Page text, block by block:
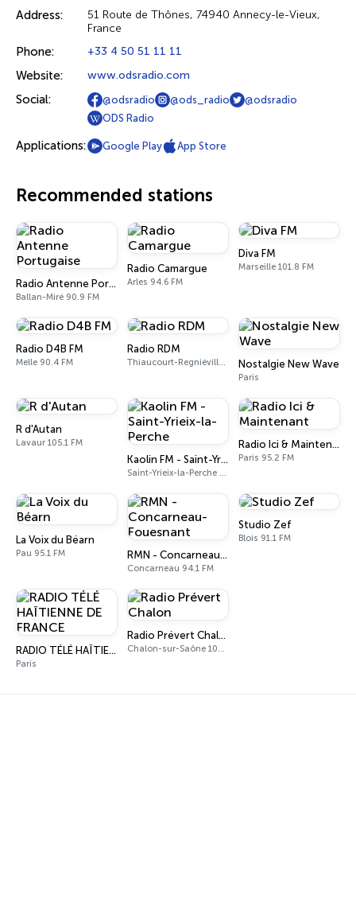
Address:
51 Route de Thônes, 74940 Annecy-le-Vieux,
France
Phone: +33 4 50 51 11 11
Website: www.odsradio.com
Social: @odsradio @ods_radio
@odsradio
ODS Radio
Applications: Google Play App Store
Recommended stations
Radio Antenne Portugaise
Ballan-Miré 90.9 FM
Radio Camargue
Arles 94.6 FM
Diva FM
Marseille 101.8 FM
Radio D4B FM
Melle 90.4 FM
Radio RDM
Thiaucourt-Regniéville 102.7 FM Nostalgie New Wave
Paris
R d'Autan
Lavaur 105.1 FM
Kaolin FM - Saint-Yrieix-la-Perche
Saint-Yrieix-la-Perche 88.4 FM
Radio Ici & Maintenant
Paris 95.2 FM
La Voix du Béarn
Pau 95.1 FM RMN - Concarneau-Fouesnant
Concarneau 94.1 FM
Studio Zef
Blois 91.1 FM
RADIO TÉLÉ HAÏTIENNE DE FRANCE
Paris
Radio Prévert Chalon
Chalon-sur-Saône 105.9 FM